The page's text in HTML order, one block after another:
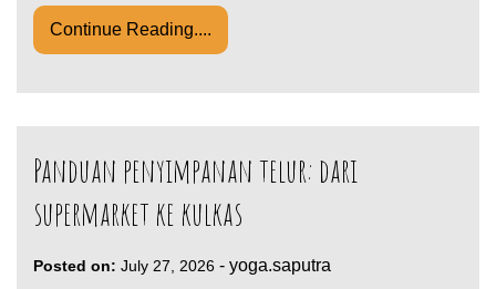
Continue Reading....
Panduan penyimpanan telur: dari
supermarket ke kulkas
Posted on: July 27, 2026 - yoga.saputra